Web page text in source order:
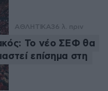
ΑΘΛΗΤΙΚΑ36 λ. πριν
Το νέο ΣΕΦ θα
επίσημα στη